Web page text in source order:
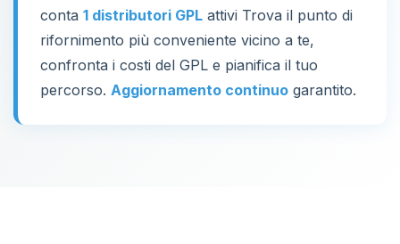
conta 1 distributori GPL attivi Trova il punto di
rifornimento più conveniente vicino a te,
confronta i costi del GPL e pianifica il tuo
percorso. Aggiornamento continuo garantito.